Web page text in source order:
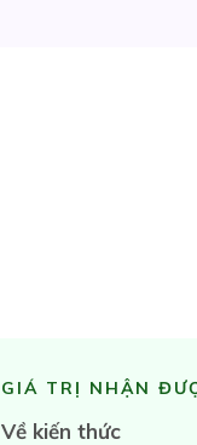
GIÁ TRỊ NHẬN
Về kiến thức